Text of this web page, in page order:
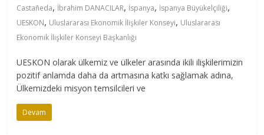
Castañeda, İbrahim DANACILAR, İspanya, İspanya Büyükelçiliği,
UESKON, Uluslararası Ekonomik İlişkiler Konseyi, Uluslararası
Ekonomik İlişkiler Konseyi Başkanlığı
UESKON olarak ülkemiz ve ülkeler arasında ikili ilişkilerimizin
pozitif anlamda daha da artmasına katkı sağlamak adına,
Ülkemizdeki misyon temsilcileri ve
Devam